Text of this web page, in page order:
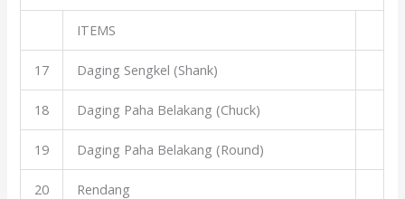
ITEMS
17 Daging Sengkel (Shank)
18 Daging Paha Belakang (Chuck)
19 Daging Paha Belakang (Round)
20 Rendang